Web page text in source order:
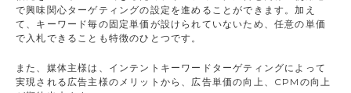
で興味関心ターゲティングの設定を進めることができます。加え
て、キーワード毎の固定単価が設けられていないため、任意の単価
で入札できることも特徴のひとつです。
また、媒体主様は、インテントキーワードターゲティングによって
実現される広告主様のメリットから、広告単価の向上、CPMの向上